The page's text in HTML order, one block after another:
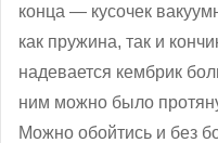
конца — кусочек
как пружина, так и
надевается кембрик
ним можно было
Можно обойтись и без